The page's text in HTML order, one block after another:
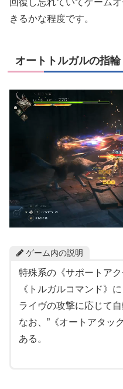
きるかな程度です。
オートトルガルの指輪
ゲーム内の説明
特殊系の《サポートアク
《トルガルコマンド》
ライヴの攻撃に応じて
なお、”《オートアタッ
ある。